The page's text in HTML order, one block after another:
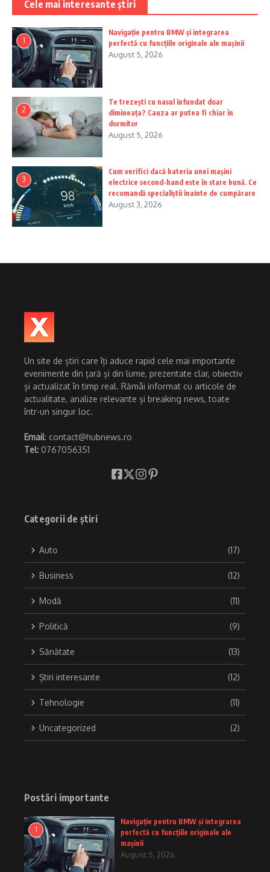
Cele mai interesante știri
1
Navigație pentru BMW și integrarea
perfectă cu funcțiile originale ale mașinii
August 5, 2026
2
Te trezești cu nasul înfundat doar
dimineața? Cauza ar putea fi chiar în
dormitor
August 5, 2026
3
Cum verifici dacă bateria unei mașini
electrice second-hand este în stare bună. Ce
recomandă specialiștii înainte de cumpărare
August 3, 2026
Un site de știri care îți aduce rapid cele mai importante
evenimente din țară și din lume, prezentate clar, obiectiv
și actualizat în timp real. Rămâi informat cu articole de
actualitate, analize relevante și breaking news, toate
într-un singur loc.
Email: contact@hubnews.ro
Tel: 0767056351
Categorii de știri
Auto (17)
Business (12)
Modă (11)
Politică (9)
Sănătate (13)
Știri interesante (12)
Tehnologie (11)
Uncategorized (2)
Postări importante
1
Navigație pentru BMW și integrarea
perfectă cu funcțiile originale ale
mașinii
August 5, 2026